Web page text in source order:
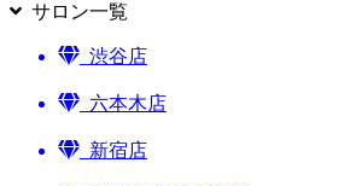
サロン一覧
渋谷店
六本木店
新宿店